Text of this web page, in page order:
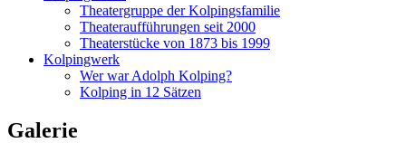
Theatergruppe der Kolpingsfamilie
Theateraufführungen seit 2000
Theaterstücke von 1873 bis 1999
Kolpingwerk
Wer war Adolph Kolping?
Kolping in 12 Sätzen
Galerie